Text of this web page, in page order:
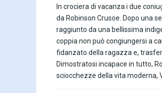
In crociera di vacanza i due
da Robinson Crusoe. Dopo una
raggiunto da una bellissima
coppia non può congiungersi a
fidanzato della ragazza e,
Dimostratosi incapace in tutto,
sciocchezze della vita moderna,